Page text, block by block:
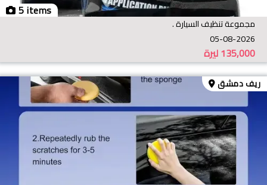
5 items
مجموعة تنظيف السيارة .
05-08-2026
ليرة135,000
ريف دمشق